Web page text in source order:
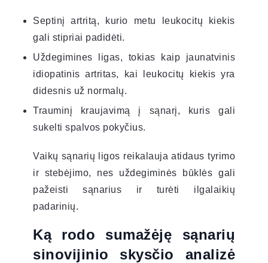
Septinį artritą, kurio metu leukocitų kiekis
gali stipriai padidėti.
Uždegimines ligas, tokias kaip jaunatvinis
idiopatinis artritas, kai leukocitų kiekis yra
didesnis už normalų.
Trauminį kraujavimą į sąnarį, kuris gali
sukelti spalvos pokyčius.
Vaikų sąnarių ligos reikalauja atidaus tyrimo
ir stebėjimo, nes uždegiminės būklės gali
pažeisti sąnarius ir turėti ilgalaikių
padarinių.
Ką rodo sumažėję sąnarių
sinovijinio skysčio analizė